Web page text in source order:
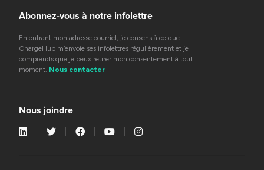
Abonnez-vous à notre infolettre
En entrant mon adresse courriel, je consens à ce que
ChargeHub m’envoie ses infolettres régulièrement et je
comprends que je peux retirer mon consentement à tout
moment. Nous contacter
Nous joindre